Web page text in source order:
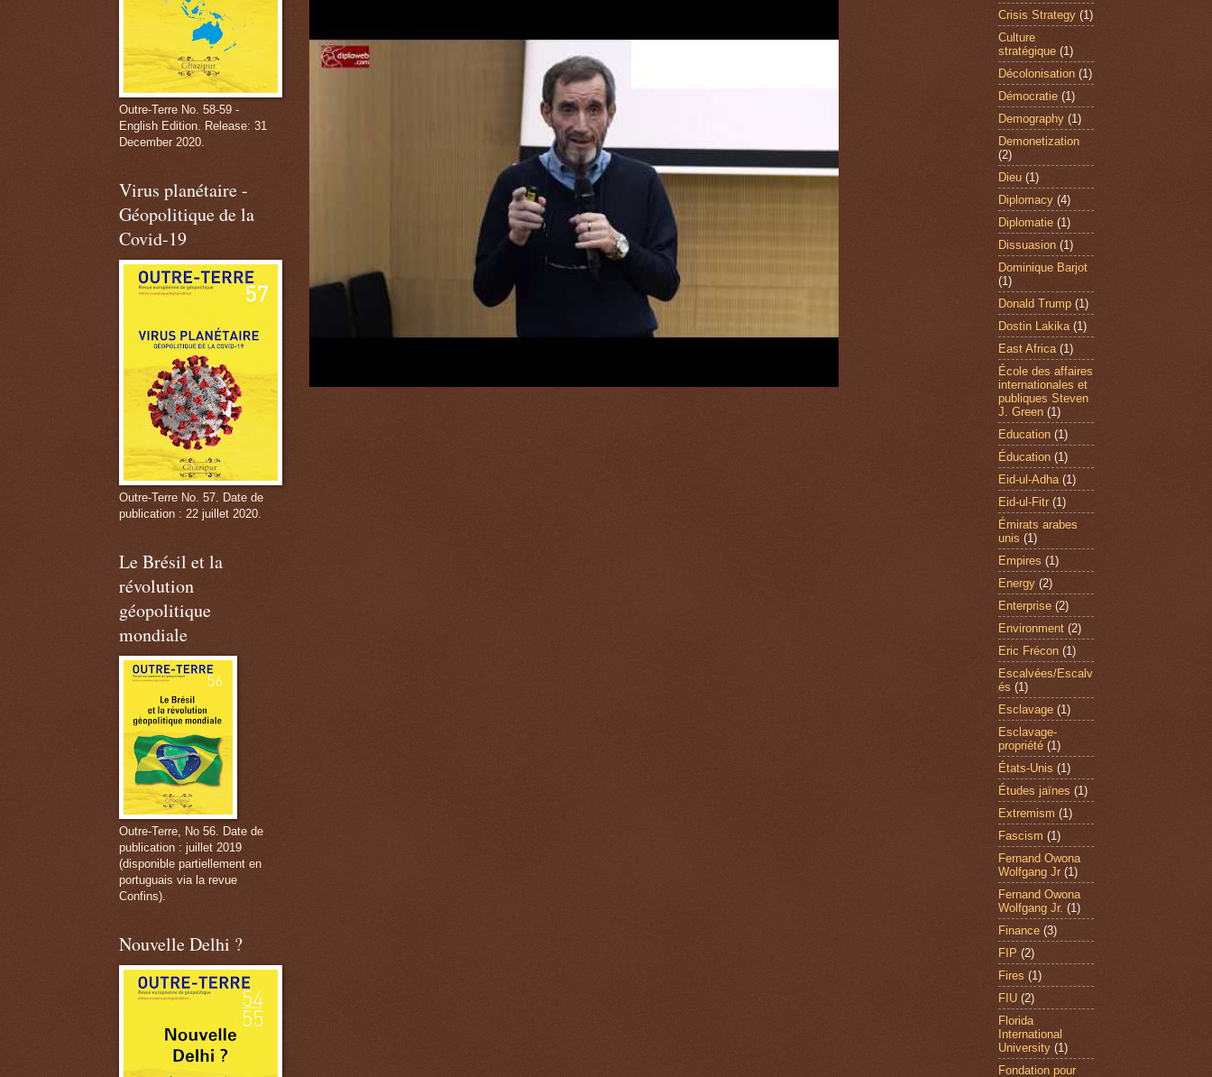
Outre-Terre No. 58-59 -
English Edition. Release: 31
December 2020.
Virus planétaire -
Géopolitique de la
Covid-19
Outre-Terre No. 57. Date de
publication : 22 juillet 2020.
Le Brésil et la
révolution
géopolitique
mondiale
Outre-Terre, No 56. Date de
publication : juillet 2019
(disponible partiellement en
portuguais via la revue
Confins).
Nouvelle Delhi ?
Crisis Strategy (1)
Culture
stratégique (1)
Décolonisation (1)
Démocratie (1)
Demography (1)
Demonetization
(2)
Dieu (1)
Diplomacy (4)
Diplomatie (1)
Dissuasion (1)
Dominique Barjot
(1)
Donald Trump (1)
Dostin Lakika (1)
East Africa (1)
École des affaires
internationales et
publiques Steven
J. Green (1)
Education (1)
Éducation (1)
Eid-ul-Adha (1)
Eid-ul-Fitr (1)
Émirats arabes
unis (1)
Empires (1)
Energy (2)
Enterprise (2)
Environment (2)
Eric Frécon (1)
Escalvées/Escalv
és (1)
Esclavage (1)
Esclavage-
propriété (1)
États-Unis (1)
Études jaïnes (1)
Extremism (1)
Fascism (1)
Fernand Owona
Wolfgang Jr (1)
Fernand Owona
Wolfgang Jr. (1)
Finance (3)
FIP (2)
Fires (1)
FIU (2)
Florida
International
University (1)
Fondation pour